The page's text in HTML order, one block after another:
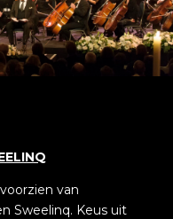
van
Sweelinq. Keus uit